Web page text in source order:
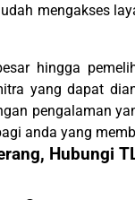
mengakses
hingga
yang dapat
pengalaman
anda yang
Hubungi